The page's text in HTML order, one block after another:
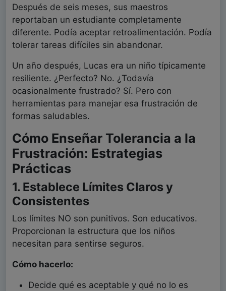
Después de seis meses, sus maestros
reportaban un estudiante completamente
diferente. Podía aceptar retroalimentación. Podía
tolerar tareas difíciles sin abandonar.
Un año después, Lucas era un niño típicamente
resiliente. ¿Perfecto? No. ¿Todavía
ocasionalmente frustrado? Sí. Pero con
herramientas para manejar esa frustración de
formas saludables.
Cómo Enseñar Tolerancia a la
Frustración: Estrategias
Prácticas
1. Establece Límites Claros y
Consistentes
Los límites NO son punitivos. Son educativos.
Proporcionan la estructura que los niños
necesitan para sentirse seguros.
Cómo hacerlo:
Decide qué es aceptable y qué no lo es